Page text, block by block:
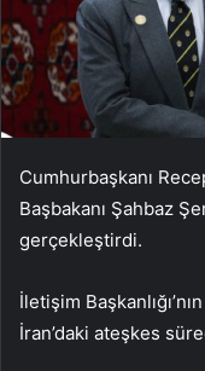
Cumhurbaşkanı
Başbakanı Şahbaz
gerçekleştirdi.
İletişim
İran’daki ateşkes